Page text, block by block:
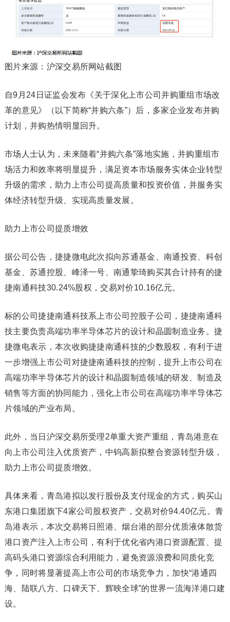
图片来源：沪深交易所网站截图
自9月24日证监会发布《关于深化上市公司并购重组市场改
革的意见》（以下简称“并购六条”）后，多家企业发布并购
计划，并购热情明显回升。
市场人士认为，未来随着“并购六条”落地实施，并购重组市
场活力和效率将明显提升，满足资本市场服务实体企业转型
升级的需求，助力上市公司提高质量和投资价值，并服务实
体经济转型升级、实现高质量发展。
助力上市公司提质增效
据公司公告， 捷捷微电此次拟向苏通基金、南通投资、科创
基金、苏通控股、峰泽一号、南通挚琦购买其合计持有的捷
捷南通科技30.24%股权，交易对价10.16亿元。
标的公司捷捷南通科技系上市公司控股子公司，捷捷南通科
技主要负责高端功率半导体芯片的设计和晶圆制造业务。 捷
捷微电表示，本次收购捷捷南通科技的少数股权，有利于进
一步增强上市公司对捷捷南通科技的控制，提升上市公司在
高端功率半导体芯片的设计和晶圆制造领域的研发、制造及
销售等方面的协同能力，强化上市公司在高端功率半导体芯
片领域的产业布局。
此外，当日沪深交易所受理2单重大资产重组， 青岛港意在
向上市公司注入优质资产， 中钨高新拟整合资源转型升级，
助力上市公司提质增效。
具体来看， 青岛港拟以发行股份及支付现金的方式，购买山
东港口集团旗下4家公司股权资产，交易对价94.40亿元。 青
岛港表示，本次交易将日照港 、烟台港的部分优质液体散货
港口资产注入上市公司，有利于优化省内港口资源配置、提
高码头港口资源综合利用能力，避免资源浪费和同质化竞
争，同时将显著提高上市公司的市场竞争力，加快“港通四
海、陆联八方、口碑天下、辉映全球”的世界一流海洋港口建
设。